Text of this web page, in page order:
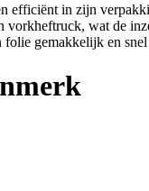
efficiënt in zijn
vorkheftruck, wat de
gemakkelijk en